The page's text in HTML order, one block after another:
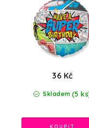
bez obalu
Skladem (5
36 Kč